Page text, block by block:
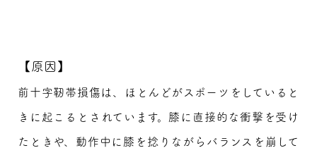
【原因】
前十字靭帯損傷は、ほとんどがスポーツをしていると
きに起こるとされています。膝に直接的な衝撃を受け
たときや、動作中に膝を捻りながらバランスを崩して